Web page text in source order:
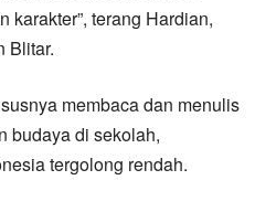
karakter”, terang Hardian,
Blitar.
membaca dan menulis
budaya di sekolah,
tergolong rendah.